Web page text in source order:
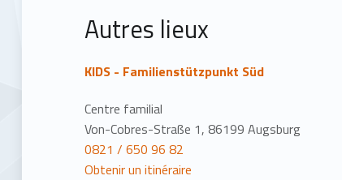
Autres lieux
KIDS - Familienstützpunkt Süd
Centre familial
Von-Cobres-Straße 1, 86199 Augsburg
0821 / 650 96 82
Obtenir un itinéraire